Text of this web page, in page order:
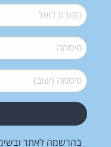
דואל*
סיסמה*
סיסמה (שוב)*
בהרשמה לאתר